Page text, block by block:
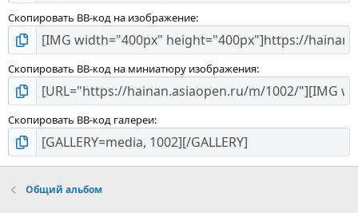
Скопировать BB-код на изображение
Скопировать BB-код на миниатюру изображения
Скопировать BB-код галереи
Общий альбом